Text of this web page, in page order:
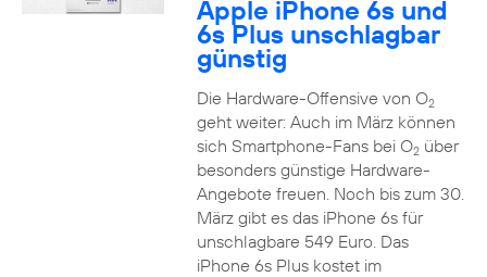
Apple iPhone 6s und
6s Plus unschlagbar
günstig
Die Hardware-Offensive von O2
geht weiter: Auch im März können
sich Smartphone-Fans bei O2über
besonders günstige Hardware-
Angebote freuen. Noch bis zum 30.
März gibt es das iPhone 6s für
unschlagbare 549 Euro. Das
iPhone 6s Plus kostet im